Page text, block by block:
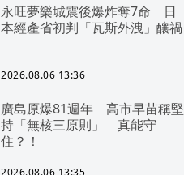
永旺夢樂城震後爆炸奪7命 日
本經產省初判「瓦斯外洩」釀禍
2026.08.06 13:36
廣島原爆81週年 高市早苗稱堅
持「無核三原則」 真能守
住？！
2026.08.06 13:35